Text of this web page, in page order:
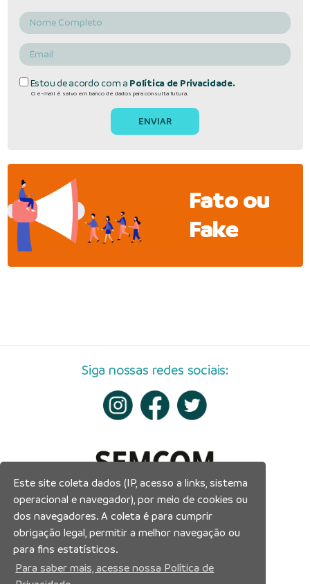
Estou de acordo com a Política de Privacidade.
O e-mail é salvo em banco de dados para consulta futura.
Fato ou
Fake
Siga nossas redes sociais:
Este site coleta dados (IP, acesso a links, sistema
operacional e navegador), por meio de cookies ou
dos navegadores. A coleta é para cumprir
obrigação legal, permitir a melhor navegação ou
para fins estatísticos.
Para saber mais, acesse nossa Política de